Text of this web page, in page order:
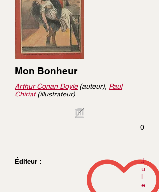
Mon Bonheur
Arthur Conan Doyle(auteur), Paul
Chiriat(illustrateur)
0
Éditeur :
J
u
l
e